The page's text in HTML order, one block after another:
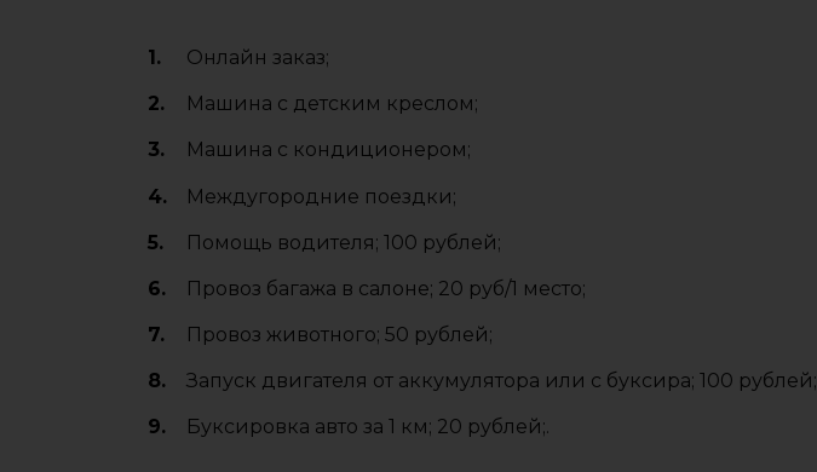
Онлайн заказ;
Машина с детским креслом;
Машина с кондиционером;
Междугородние поездки;
Помощь водителя; 100 рублей;
Провоз багажа в салоне; 20 руб/1 место;
Провоз животного; 50 рублей;
Запуск двигателя от аккумулятора или с буксира; 100 рублей;
Буксировка авто за 1 км; 20 рублей;.